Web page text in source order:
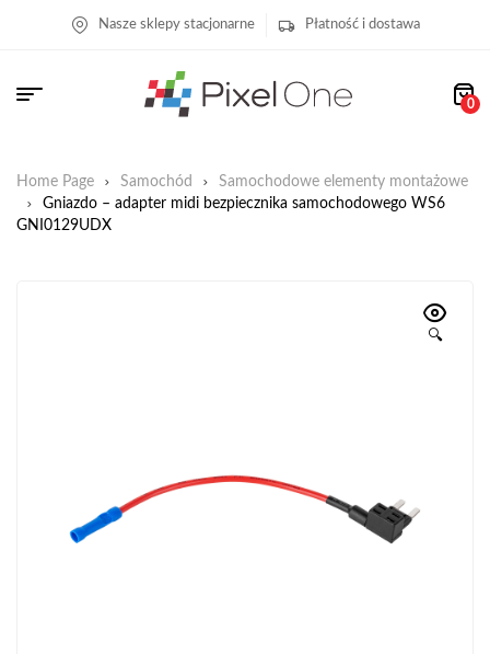
Nasze sklepy stacjonarne Płatność i dostawa
0
Home Page Samochód
Samochodowe elementy montażowe
Gniazdo – adapter midi bezpiecznika samochodowego WS6
GNI0129UDX
🔍